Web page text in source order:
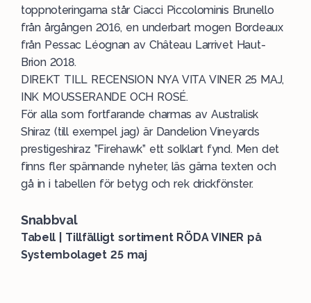
toppnoteringarna står Ciacci Piccolominis Brunello
från årgången 2016, en underbart mogen Bordeaux
från Pessac Léognan av Château Larrivet Haut-
Brion 2018.
DIREKT TILL RECENSION NYA VITA VINER 25 MAJ,
INK MOUSSERANDE OCH ROSÉ.
För alla som fortfarande charmas av Australisk
Shiraz (till exempel jag) är Dandelion Vineyards
prestigeshiraz ”Firehawk” ett solklart fynd. Men det
finns fler spännande nyheter, läs gärna texten och
gå in i tabellen för betyg och rek drickfönster.
Snabbval
Tabell | Tillfälligt sortiment RÖDA VINER på
Systembolaget 25 maj